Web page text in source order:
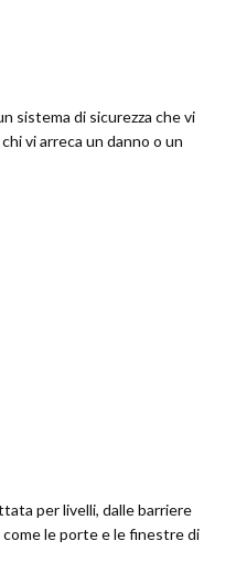
sistema di sicurezza che vi
vi arreca un danno o un
per livelli, dalle barriere
le porte e le finestre di